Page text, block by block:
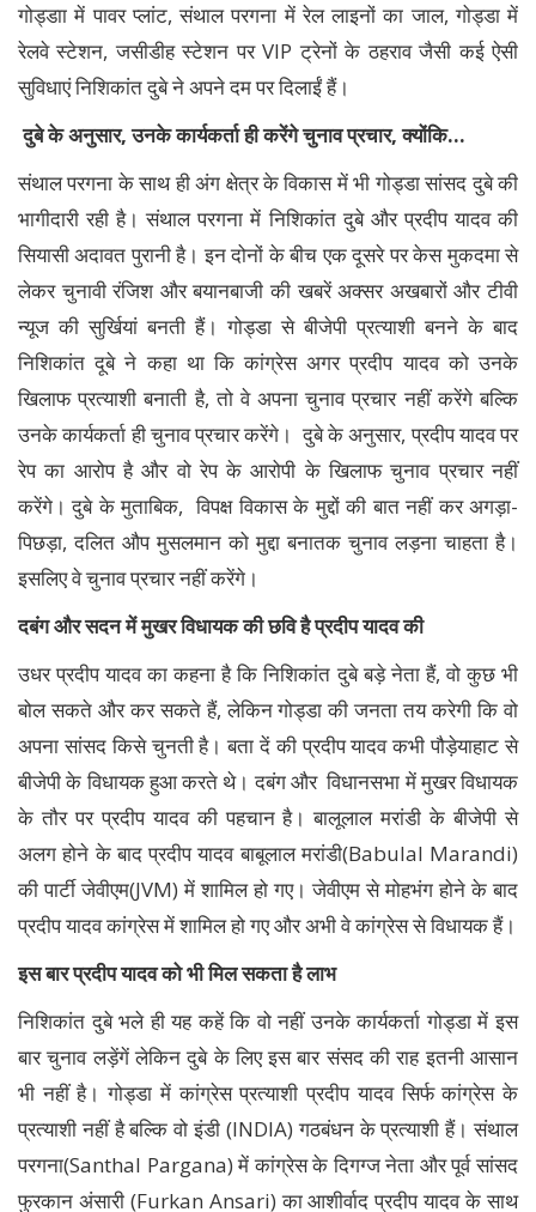
गोड्डाा में पावर प्लांट, संथाल परगना में रेल लाइनों का जाल, गोड्डा में
रेलवे स्टेशन, जसीडीह स्टेशन पर VIP ट्रेनों के ठहराव जैसी कई ऐसी
सुविधाएं निशिकांत दुबे ने अपने दम पर दिलाईं हैं।
दुबे के अनुसार, उनके कार्यकर्ता ही करेंगे चुनाव प्रचार, क्योंकि…
संथाल परगना के साथ ही अंग क्षेत्र के विकास में भी गोड्डा सांसद दुबे की
भागीदारी रही है। संथाल परगना में निशिकांत दुबे और प्रदीप यादव की
सियासी अदावत पुरानी है। इन दोनों के बीच एक दूसरे पर केस मुकदमा से
लेकर चुनावी रंजिश और बयानबाजी की खबरें अक्सर अखबारों और टीवी
न्यूज की सुर्खियां बनती हैं। गोड्डा से बीजेपी प्रत्याशी बनने के बाद
निशिकांत दूबे ने कहा था कि कांग्रेस अगर प्रदीप यादव को उनके
खिलाफ प्रत्याशी बनाती है, तो वे अपना चुनाव प्रचार नहीं करेंगे बल्कि
उनके कार्यकर्ता ही चुनाव प्रचार करेंगे। दुबे के अनुसार, प्रदीप यादव पर
रेप का आरोप है और वो रेप के आरोपी के खिलाफ चुनाव प्रचार नहीं
करेंगे। दुबे के मुताबिक, विपक्ष विकास के मुद्दों की बात नहीं कर अगड़ा-
पिछड़ा, दलित औप मुसलमान को मुद्दा बनातक चुनाव लड़ना चाहता है।
इसलिए वे चुनाव प्रचार नहीं करेंगे।
दबंग और सदन में मुखर विधायक की छवि है प्रदीप यादव की
उधर प्रदीप यादव का कहना है कि निशिकांत दुबे बड़े नेता हैं, वो कुछ भी
बोल सकते और कर सकते हैं, लेकिन गोड्डा की जनता तय करेगी कि वो
अपना सांसद किसे चुनती है। बता दें की प्रदीप यादव कभी पौड़ेयाहाट से
बीजेपी के विधायक हुआ करते थे। दबंग और विधानसभा में मुखर विधायक
के तौर पर प्रदीप यादव की पहचान है। बालूलाल मरांडी के बीजेपी से
अलग होने के बाद प्रदीप यादव बाबूलाल मरांडी(Babulal Marandi)
की पार्टी जेवीएम(JVM) में शामिल हो गए। जेवीएम से मोहभंग होने के बाद
प्रदीप यादव कांग्रेस में शामिल हो गए और अभी वे कांग्रेस से विधायक हैं।
इस बार प्रदीप यादव को भी मिल सकता है लाभ
निशिकांत दुबे भले ही यह कहें कि वो नहीं उनके कार्यकर्ता गोड्डा में इस
बार चुनाव लड़ेंगें लेकिन दुबे के लिए इस बार संसद की राह इतनी आसान
भी नहीं है। गोड्डा में कांग्रेस प्रत्याशी प्रदीप यादव सिर्फ कांग्रेस के
प्रत्याशी नहीं है बल्कि वो इंडी (INDIA) गठबंधन के प्रत्याशी हैं। संथाल
परगना(Santhal Pargana) में कांग्रेस के दिगग्ज नेता और पूर्व सांसद
फुरकान अंसारी (Furkan Ansari) का आशीर्वाद प्रदीप यादव के साथ